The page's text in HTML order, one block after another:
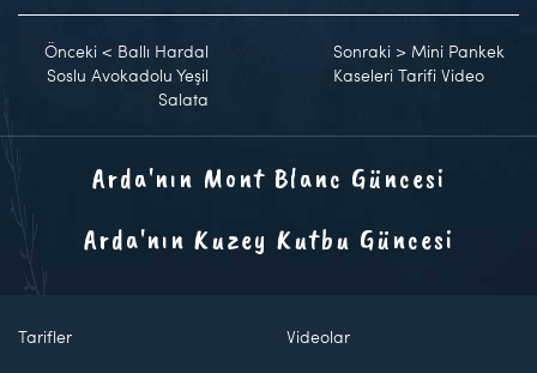
Önceki < Ballı Hardal
Soslu Avokadolu Yeşil
Salata
Sonraki > Mini Pankek
Kaseleri Tarifi Video
Arda'nın Mont Blanc Güncesi
Arda'nın Kuzey Kutbu Güncesi
Tarifler Videolar